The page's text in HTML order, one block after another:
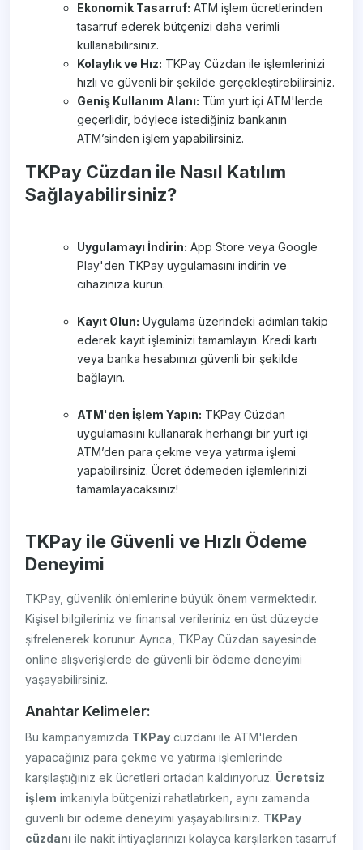
Ekonomik Tasarruf: ATM işlem ücretlerinden
tasarruf ederek bütçenizi daha verimli
kullanabilirsiniz.
Kolaylık ve Hız: TKPay Cüzdan ile işlemlerinizi
hızlı ve güvenli bir şekilde gerçekleştirebilirsiniz.
Geniş Kullanım Alanı: Tüm yurt içi ATM'lerde
geçerlidir, böylece istediğiniz bankanın
ATM’sinden işlem yapabilirsiniz.
TKPay Cüzdan ile Nasıl Katılım
Sağlayabilirsiniz?
Uygulamayı İndirin: App Store veya Google
Play'den TKPay uygulamasını indirin ve
cihazınıza kurun.
Kayıt Olun: Uygulama üzerindeki adımları takip
ederek kayıt işleminizi tamamlayın. Kredi kartı
veya banka hesabınızı güvenli bir şekilde
bağlayın.
ATM'den İşlem Yapın: TKPay Cüzdan
uygulamasını kullanarak herhangi bir yurt içi
ATM’den para çekme veya yatırma işlemi
yapabilirsiniz. Ücret ödemeden işlemlerinizi
tamamlayacaksınız!
TKPay ile Güvenli ve Hızlı Ödeme
Deneyimi
TKPay, güvenlik önlemlerine büyük önem vermektedir.
Kişisel bilgileriniz ve finansal verileriniz en üst düzeyde
şifrelenerek korunur. Ayrıca, TKPay Cüzdan sayesinde
online alışverişlerde de güvenli bir ödeme deneyimi
yaşayabilirsiniz.
Anahtar Kelimeler:
Bu kampanyamızda TKPay cüzdanı ile ATM'lerden
yapacağınız para çekme ve yatırma işlemlerinde
karşılaştığınız ek ücretleri ortadan kaldırıyoruz. Ücretsiz
işlem imkanıyla bütçenizi rahatlatırken, aynı zamanda
güvenli bir ödeme deneyimi yaşayabilirsiniz. TKPay
cüzdanı ile nakit ihtiyaçlarınızı kolayca karşılarken tasarruf